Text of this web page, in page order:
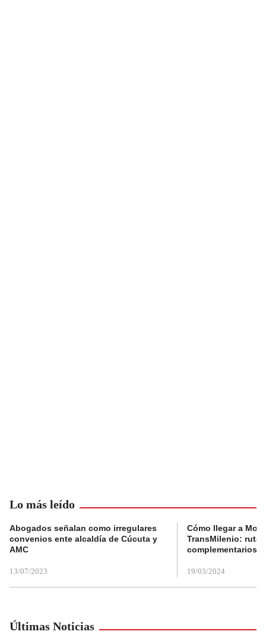
Lo más leído
Abogados señalan como irregulares
convenios ente alcaldía de Cúcuta y
AMC
13/07/2023
Cómo llegar a
TransMilenio:
complementarios
19/03/2024
Últimas Noticias